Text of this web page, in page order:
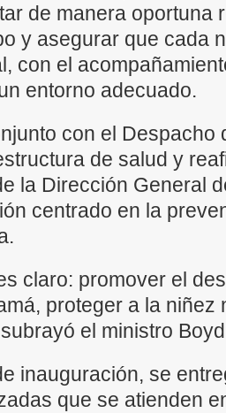
de manera oportuna
y asegurar que cada
con el
entorno adecuado.
con el Despacho
de salud y
la Dirección General
centrado en la
claro: promover el
proteger a la niñez
el ministro
inauguración, se
que se atienden